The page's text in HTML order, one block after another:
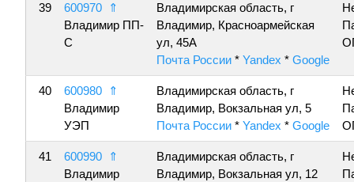
39 600970
⇑
Владимир ПП-
C
Владимирская область, г
Владимир, Красноармейская
ул, 45А
Почта России * Yandex * Google
40 600980
⇑
Владимир
УЭП
Владимирская область, г
Владимир, Вокзальная ул, 5
Почта России * Yandex * Google
41 600990
⇑
Владимир
Владимирская область, г
Владимир, Вокзальная ул, 12